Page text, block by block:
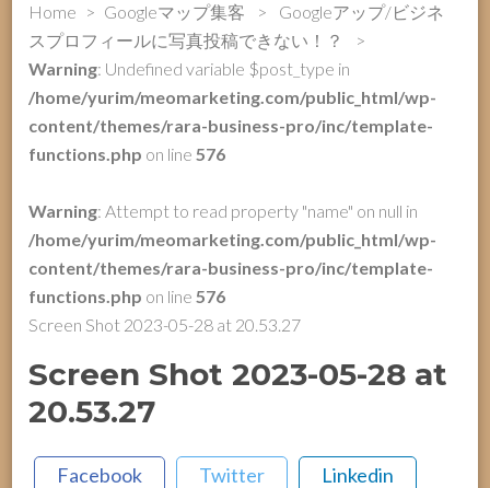
Home > Googleマップ集客 >
Googleアップ/ビジネ
スプロフィールに写真投稿できない！？
>
Warning: Undefined variable $post_type in
/home/yurim/meomarketing.com/public_html/wp-
content/themes/rara-business-pro/inc/template-
functions.php on line576
Warning: Attempt to read property "name" on null in
/home/yurim/meomarketing.com/public_html/wp-
content/themes/rara-business-pro/inc/template-
functions.php on line576
Screen Shot 2023-05-28 at 20.53.27
Screen Shot 2023-05-28 at
20.53.27
Facebook Twitter Linkedin